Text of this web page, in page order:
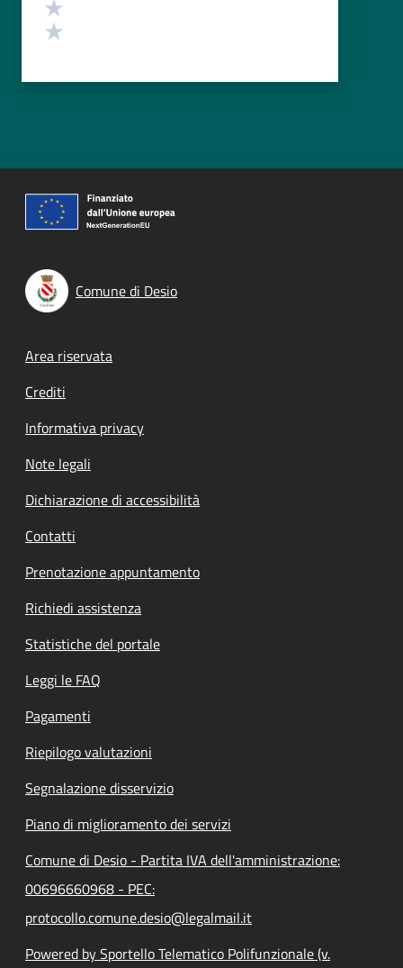
Comune di Desio
Footer menu
Area riservata
Crediti
Informativa privacy
Note legali
Dichiarazione di accessibilità
Contatti
Prenotazione appuntamento
Richiedi assistenza
Statistiche del portale
Leggi le FAQ
Pagamenti
Riepilogo valutazioni
Segnalazione disservizio
Piano di miglioramento dei servizi
Comune di Desio - Partita IVA dell'amministrazione:
00696660968 - PEC:
protocollo.comune.desio@legalmail.it
Powered by Sportello Telematico Polifunzionale (v.